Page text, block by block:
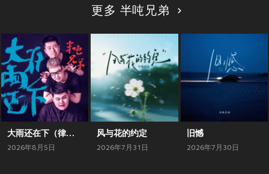
更多 半吨兄弟
大雨还在下（律动版）
2026年8月5日
风与花的约定
2026年7月31日
旧憾
2026年7月30日